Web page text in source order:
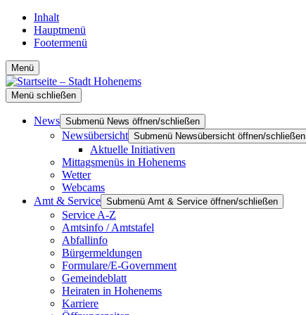
Inhalt
Hauptmenü
Footermenü
Menü
Menü schließen
News Submenü News öffnen/schließen
Newsübersicht Submenü Newsübersicht öffnen/schließen
Aktuelle Initiativen
Mittagsmenüs in Hohenems
Wetter
Webcams
Amt & Service Submenü Amt & Service öffnen/schließen
Service A-Z
Amtsinfo / Amtstafel
Abfallinfo
Bürgermeldungen
Formulare/E-Government
Gemeindeblatt
Heiraten in Hohenems
Karriere